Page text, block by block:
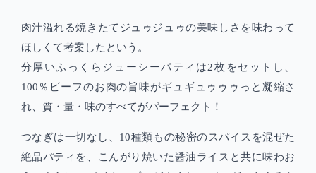
肉汁溢れる焼きたてジュゥジュゥの美味しさを味わって
ほしくて考案したという。
分厚いふっくらジューシーパティは2枚をセットし、
100％ビーフのお肉の旨味がギュギュゥゥゥっと凝縮さ
れ、質・量・味のすべてがパーフェクト！
つなぎは一切なし、10種類もの秘密のスパイスを混ぜた
絶品パティを、こんがり焼いた醤油ライスと共に味わお